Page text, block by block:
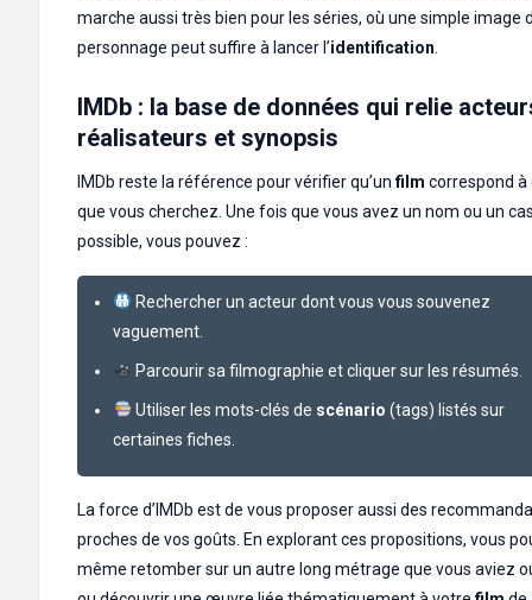
marche aussi très bien pour les séries, où une simple image
personnage peut suffire à lancer l’identification
IMDb : la base de données qui relie
réalisateurs et synopsis
IMDb reste la référence pour vérifier qu’un film correspond à
que vous cherchez. Une fois que vous avez un nom ou un
possible, vous pouvez :
Rechercher un acteur dont vous vous souvenez
vaguement.
Parcourir sa filmographie et cliquer sur les résumés.
Utiliser les mots-clés de scénario (tags) listés sur
certaines fiches.
La force d’IMDb est de vous proposer aussi des
proches de vos goûts. En explorant ces propositions, vous
même retomber sur un autre long métrage que vous aviez